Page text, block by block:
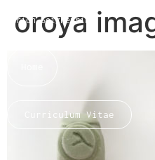
Marion Seigneurin​
Curriculum Vitae
oroya